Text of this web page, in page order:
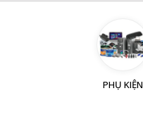
PHỤ KIỆN